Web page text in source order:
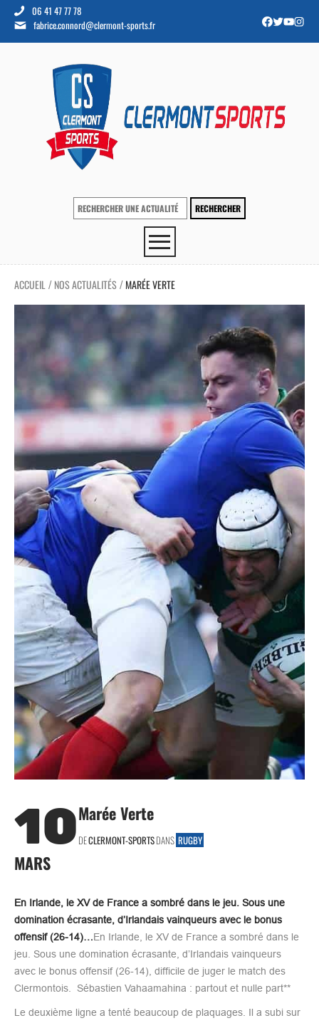
06 41 47 77 78
fabrice.connord@clermont-sports.fr
ACCUEIL / NOS ACTUALITÉS /MARÉE VERTE
10
MARS
Marée Verte
DECLERMONT-SPORTSDANS RUGBY
En Irlande, le XV de France a sombré dans le jeu. Sous une
domination écrasante, d’Irlandais vainqueurs avec le bonus
offensif (26-14)…En Irlande, le XV de France a sombré dans le
jeu. Sous une domination écrasante, d’Irlandais vainqueurs
avec le bonus offensif (26-14), difficile de juger le match des
Clermontois.
Sébastien Vahaamahina : partout et nulle part**
Le deuxième ligne a tenté beaucoup de plaquages. Il a subi sur